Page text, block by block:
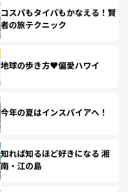
コスパもタイパもかなえる！賢
者の旅テクニック
地球の歩き方♥偏愛ハワイ
今年の夏はインスパイアへ！
知れば知るほど好きになる 湘
南・江の島